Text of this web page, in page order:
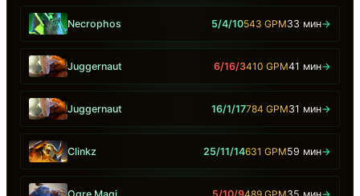
Necrophos 5/4/10543 GPM33 мин→
Juggernaut 6/16/3410 GPM41 мин→
Juggernaut 16/1/17784 GPM31 мин→
Clinkz 25/11/14631 GPM59 мин→